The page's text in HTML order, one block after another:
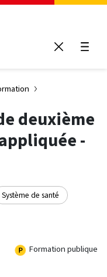
deuxième
-
Système de santé
Formation publique